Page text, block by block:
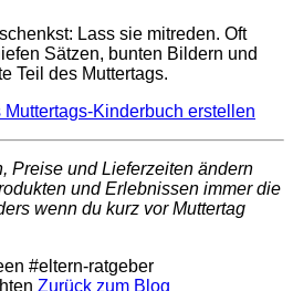
Lass sie mitreden. Oft
Sätzen, bunten Bildern und
Teil des Muttertags.
Kinderbuch erstellen
Preise und Lieferzeiten ändern
und Erlebnissen immer die
wenn du kurz vor Muttertag
#eltern-ratgeber
Zurück zum Blog